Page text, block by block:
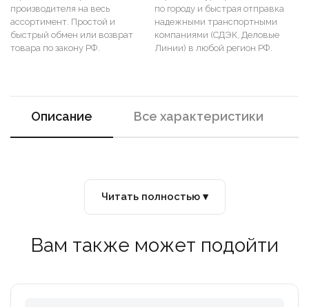
производителя на весь
ассортимент. Простой и
быстрый обмен или возврат
товара по закону РФ.
по городу и быстрая отправка
надежными транспортными
компаниями (СДЭК, Деловые
Линии) в любой регион РФ.
Описание Все характеристики
Читать полностью ▾
Вам также может подойти